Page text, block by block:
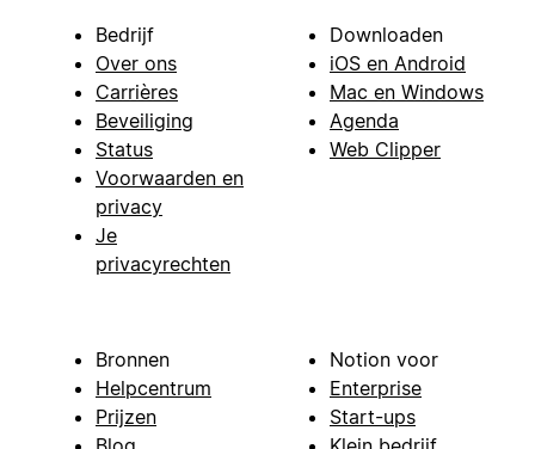
Bedrijf
Over ons
Carrières
Beveiliging
Status
Voorwaarden en
privacy
Je
privacyrechten
Downloaden
iOS en Android
Mac en Windows
Agenda
Web Clipper
Bronnen
Helpcentrum
Prijzen
Notion voor
Enterprise
Start-ups